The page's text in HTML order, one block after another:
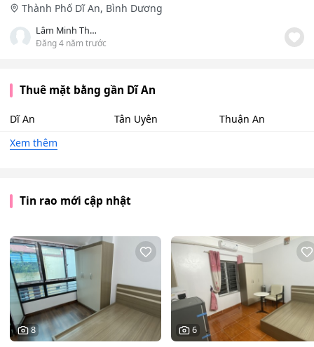
Thành Phố Dĩ An, Bình Dương
Lâm Minh Thuận
Đăng 4 năm trước
Thuê mặt bằng gần Dĩ An
Dĩ An Tân Uyên
Thuận An
Xem thêm
Tin rao mới cập nhật
8 6